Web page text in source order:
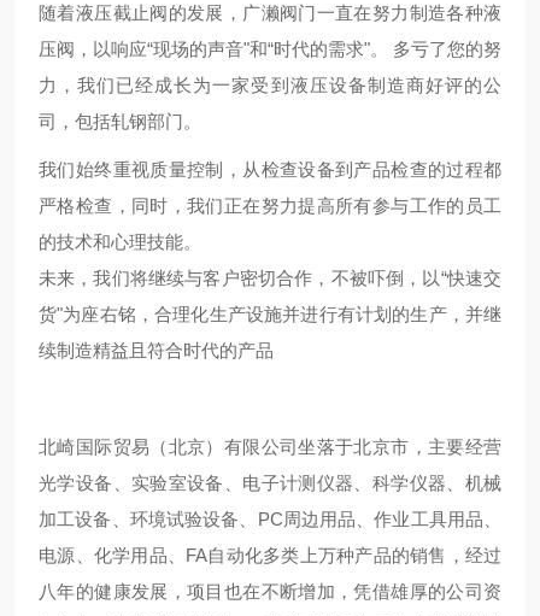
随着液压截止阀的发展，广濑阀门一直在努力制造各种液
压阀，以响应“现场的声音"和“时代的需求"。 多亏了您的努
力，我们已经成长为一家受到液压设备制造商好评的公
司，包括轧钢部门。
我们始终重视质量控制，从检查设备到产品检查的过程都
严格检查，同时，我们正在努力提高所有参与工作的员工
的技术和心理技能。
未来，我们将继续与客户密切合作，不被吓倒，以“快速交
货"为座右铭，合理化生产设施并进行有计划的生产，并继
续制造精益且符合时代的产品
北崎国际贸易（北京）有限公司坐落于北京市，主要经营
光学设备、实验室设备、电子计测仪器、科学仪器、机械
加工设备、环境试验设备、PC周边用品、作业工具用品、
电源、化学用品、FA自动化多类上万种产品的销售，经过
八年的健康发展，项目也在不断增加，凭借雄厚的公司资